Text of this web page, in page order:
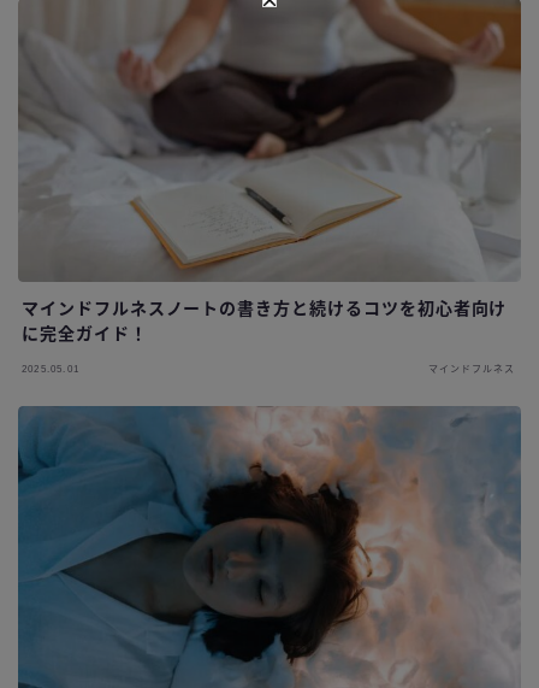
マインドフルネスノートの書き方と続けるコツを初心者向け
に完全ガイド！
2025.05.01 マインドフルネス